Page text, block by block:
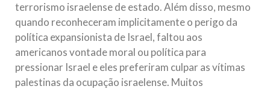
terrorismo israelense de estado. Além disso, mesmo
quando reconheceram implicitamente o perigo da
política expansionista de Israel, faltou aos
americanos vontade moral ou política para
pressionar Israel e eles preferiram culpar as vítimas
palestinas da ocupação israelense. Muitos